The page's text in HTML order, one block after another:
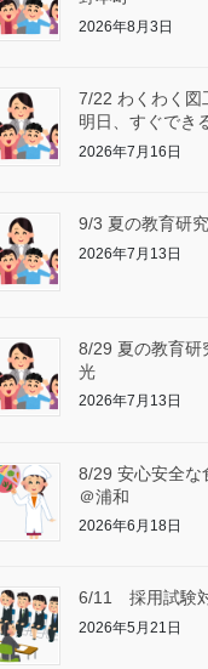
2026年8月3日
7/22 わくわく図
明日、すぐでき
2026年7月16日
9/3 夏の教育研
2026年7月13日
8/29 夏の教育研
光
2026年7月13日
8/29 安心安全な
＠浦和
2026年6月18日
6/11 採用試験
2026年5月21日